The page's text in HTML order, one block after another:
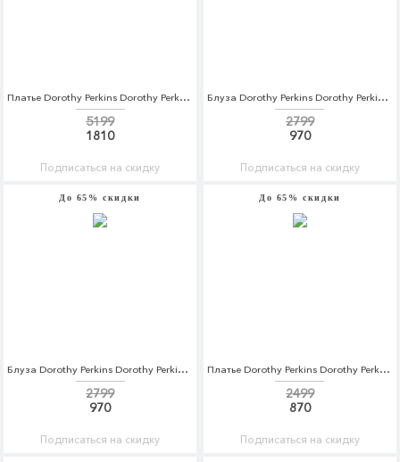
Платье Dorothy Perkins Dorothy Perkins DO005EWCEWY2
5199
1810
Подписаться на скидку
Блуза Dorothy Perkins Dorothy Perkins DO005EWBYYS5
2799
970
Подписаться на скидку
До 65% скидки
Блуза Dorothy Perkins Dorothy Perkins DO005EWCIJB6
2799
970
Подписаться на скидку
До 65% скидки
Платье Dorothy Perkins Dorothy Perkins DO005EWBYDB8
2499
870
Подписаться на скидку